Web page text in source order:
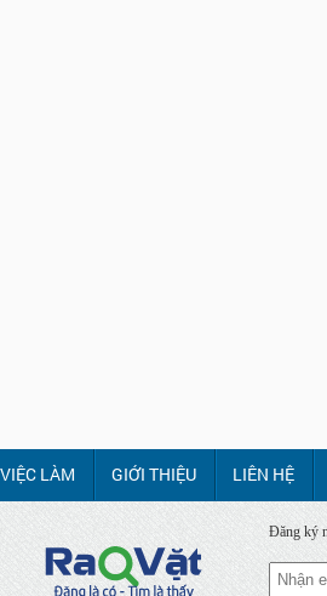
VIỆC LÀM GIỚI THIỆU LIÊN HỆ
Đăng ký